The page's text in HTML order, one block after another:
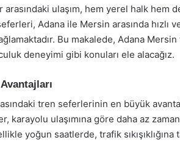
arasındaki ulaşım, hem yerel halk hem
Adana ile Mersin arasında hızlı
Bu makalede, Adana Mersin
deneyimi gibi konuları ele alacağız.
tren seferlerinin en büyük
karayolu ulaşımına göre daha az
yoğun saatlerde, trafik